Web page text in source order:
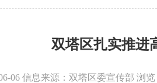
双塔区扎实推进
06 信息来源：双塔区委宣传部 浏览